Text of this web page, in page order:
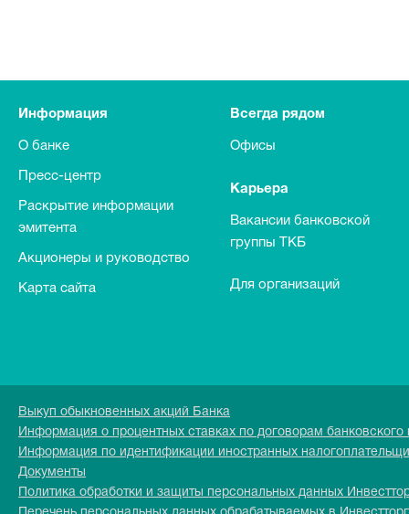
Информация
О банке
Пресс-центр
Раскрытие информации
эмитента
Акционеры и руководство
Карта сайта
Всегда рядом
Офисы
Карьера
Вакансии банковской
группы ТКБ
Для организаций
Выкуп обыкновенных акций Банка
Информация о процентных ставках по договорам
Информация по идентификации иностранных
Документы
Политика обработки и защиты персональных данных